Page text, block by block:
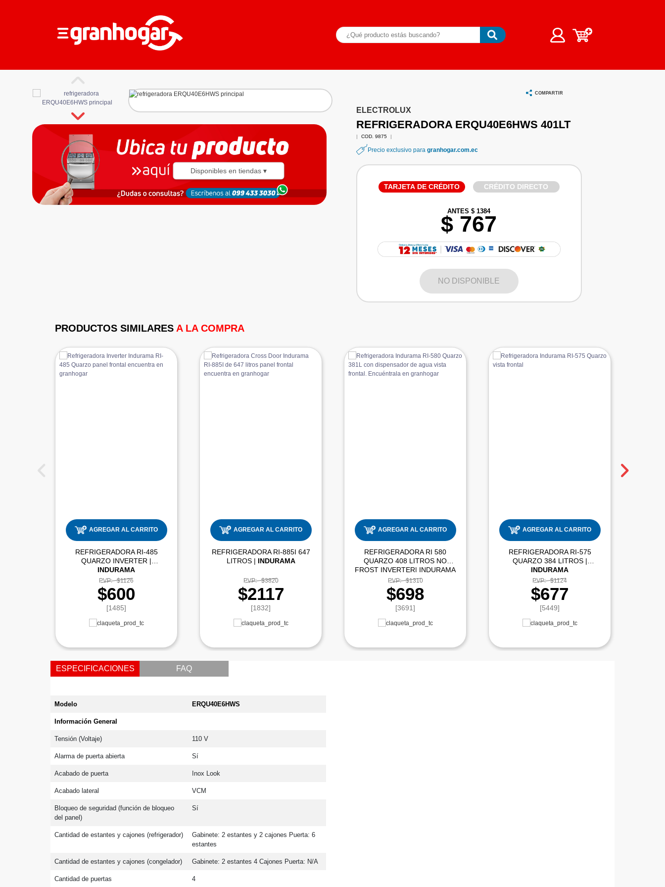
Disponibles en tiendas ▾
COMPARTIR
ELECTROLUX
REFRIGERADORA ERQU40E6HWS 401LT
| COD. 9875 |
Precio exclusivo para granhogar.com.ec
TARJETA DE CRÉDITO CRÉDITO DIRECTO
ANTES $ 1384
$ 767
NO DISPONIBLE
PRODUCTOS SIMILARES A LA COMPRA
AGREGAR AL CARRITO
REFRIGERADORA RI-485
QUARZO INVERTER |
INDURAMA
PVP: $1126
$600
[1485]
AGREGAR AL CARRITO
REFRIGERADORA RI-885I 647
LITROS | INDURAMA
PVP: $3820
$2117
[1832]
AGREGAR AL CARRITO
REFRIGERADORA RI 580
QUARZO 408 LITROS NO
FROST INVERTER| INDURAMA
PVP: $1310
$698
[3691]
AGREGAR AL CARRITO
REFRIGERADORA RI-575
QUARZO 384 LITROS |
INDURAMA
PVP: $1124
$677
[5449]
ESPECIFICACIONES FAQ
Modelo ERQU40E6HWS
Información General
Tensión (Voltaje) 110 V
Alarma de puerta abierta Sí
Acabado de puerta Inox Look
Acabado lateral VCM
Bloqueo de seguridad (función de bloqueo
del panel)
Sí
Cantidad de estantes y cajones (refrigerador)
Gabinete: 2 estantes y 2 cajones Puerta: 6
estantes
Cantidad de estantes y cajones (congelador) Gabinete: 2 estantes 4 Cajones Puerta: N/A
Cantidad de puertas 4